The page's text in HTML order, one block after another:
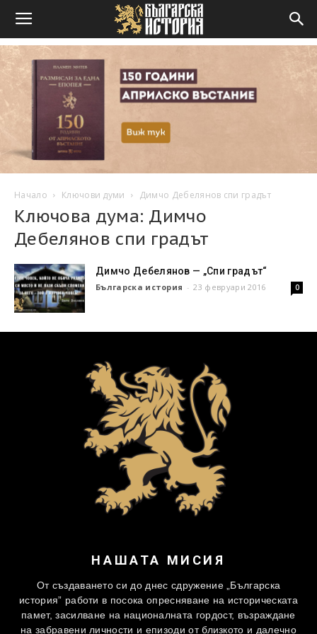
Начало Ключови думи Димчо Дебелянов спи градът
Ключова дума: Димчо
Дебелянов спи градът
Димчо Дебелянов — „Спи градът“
Българска история - 23 февруари 2016 0
НАШАТА МИСИЯ
От създаването си до днес сдружение „Българска
история” работи в посока опресняване на историческата
памет, засилване на националната гордост, възраждане
на забравени личности и епизоди от близкото и далечно